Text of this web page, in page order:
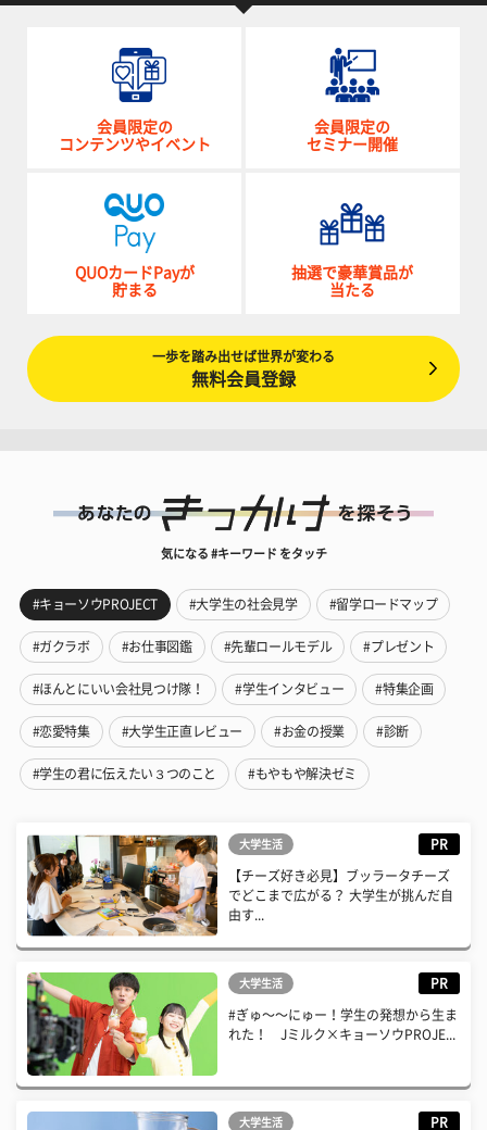
会員限定の
コンテンツやイベント
会員限定の
セミナー開催
QUOカードPayが
貯まる
抽選で豪華賞品が
当たる
一歩を踏み出せば世界が変わる
無料会員登録
気になる #キーワード をタッチ
#キョーソウPROJECT #大学生の社会見学 #留学ロードマップ
#ガクラボ #お仕事図鑑 #先輩ロールモデル #プレゼント
#ほんとにいい会社見つけ隊！ #学生インタビュー #特集企画
#恋愛特集 #大学生正直レビュー #お金の授業 #診断
#学生の君に伝えたい３つのこと #もやもや解決ゼミ
大学生活 PR
【チーズ好き必見】ブッラータチーズ
でどこまで広がる？ 大学生が挑んだ自
由す...
大学生活 PR
#ぎゅ〜〜にゅー！学生の発想から生ま
れた！ Jミルク×キョーソウPROJE...
大学生活 PR